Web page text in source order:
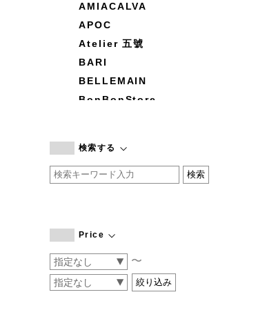
AMIACALVA
APOC
Atelier 五號
BARI
BELLEMAIN
BonBonStore
by basics
CATWORTH
COGTHEBIGSMOKE
CONVERSE
DEAN & DELUCA
検索する
Price
〜